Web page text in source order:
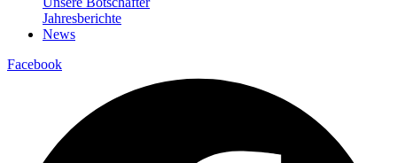
Jahresberichte
News
Facebook